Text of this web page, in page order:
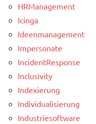
HRManagement
Icinga
Ideenmanagement
Impersonate
IncidentResponse
Inclusivity
Indexierung
Individualisierung
Industriesoftware